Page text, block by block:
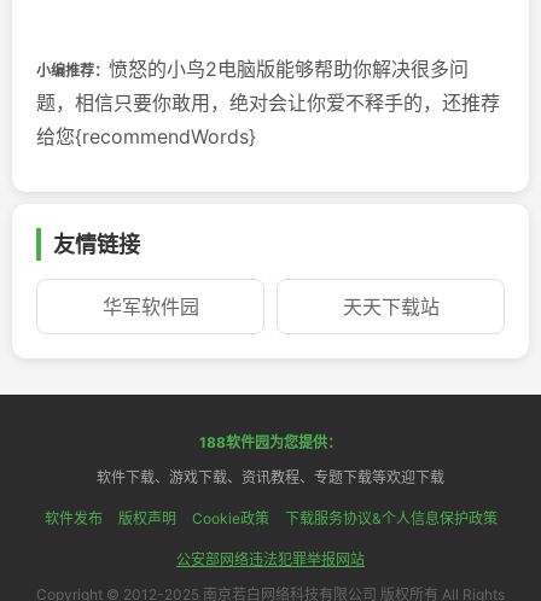
小编推荐： 愤怒的小鸟2电脑版能够帮助你解决很多问
题，相信只要你敢用，绝对会让你爱不释手的，还推荐
给您{recommendWords}
友情链接
华军软件园 天天下载站
188软件园为您提供：
软件下载、游戏下载、资讯教程、专题下载等欢迎下载
软件发布 版权声明 Cookie政策 下载服务协议&个人信息保护政策
公安部网络违法犯罪举报网站
Copyright © 2012-2025 南京若白网络科技有限公司 版权所有 All Rights